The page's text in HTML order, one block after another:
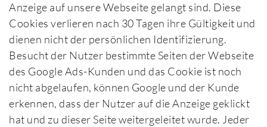
Anzeige auf unsere Webseite gelangt sind. Diese
Cookies verlieren nach 30 Tagen ihre Gültigkeit und
dienen nicht der persönlichen Identifizierung.
Besucht der Nutzer bestimmte Seiten der Webseite
des Google Ads-Kunden und das Cookie ist noch
nicht abgelaufen, können Google und der Kunde
erkennen, dass der Nutzer auf die Anzeige geklickt
hat und zu dieser Seite weitergeleitet wurde. Jeder